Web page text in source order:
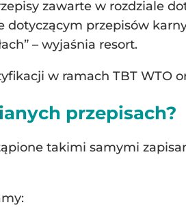
zawarte w rozdziale
dotyczącym przepisów
– wyjaśnia resort.
w ramach TBT WTO
przepisach?
takimi samymi